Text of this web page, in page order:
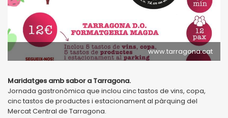
www.tarragona.cat
Maridatges amb sabor a Tarragona.
Jornada gastronòmica que inclou cinc tastos de vins, copa,
cinc tastos de productes i estacionament al pàrquing del
Mercat Central de Tarragona.